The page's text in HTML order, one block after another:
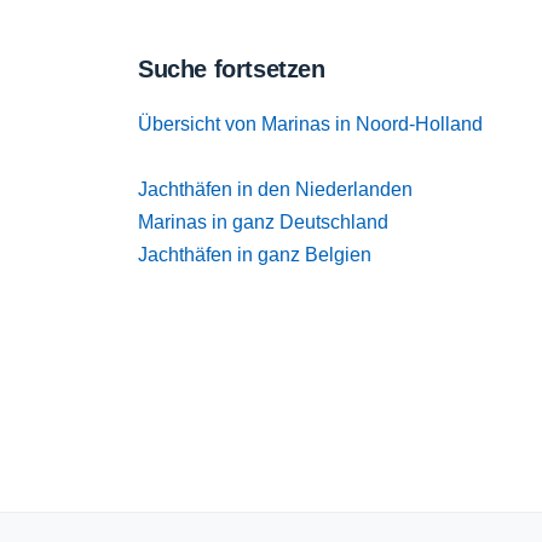
Suche fortsetzen
Übersicht von Marinas in Noord-Holland
Jachthäfen in den Niederlanden
Marinas in ganz Deutschland
Jachthäfen in ganz Belgien